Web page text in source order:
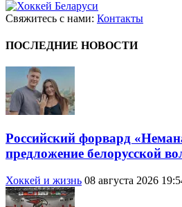
Свяжитесь с нами: Контакты
ПОСЛЕДНИЕ НОВОСТИ
Российский форвард
предложение белорусской
Хоккей и жизнь 08 августа 2026